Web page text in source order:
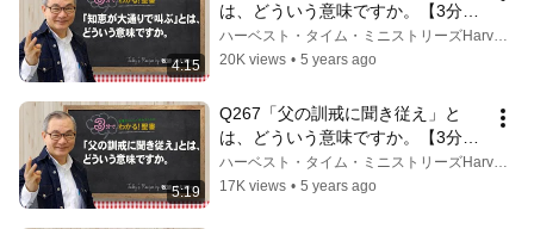
4:15
は、どういう意味ですか。【3分で
わかる聖書】
ハーベスト・タイム・ミニストリーズHarvest Time Ministries
20K views • 5 years ago
5:19
Q267「父の訓戒に聞き従え」と
は、どういう意味ですか。【3分で
わかる聖書】
ハーベスト・タイム・ミニストリーズHarvest Time Ministries
17K views • 5 years ago